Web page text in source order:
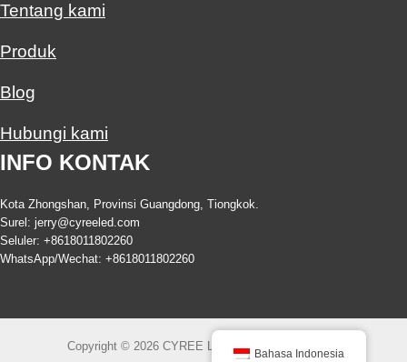
Tentang kami
Produk
Blog
Hubungi kami
INFO KONTAK
Kota Zhongshan, Provinsi Guangdong, Tiongkok.
Surel: jerry@cyreeled.com
Seluler: +8618011802260
WhatsApp/Wechat: +8618011802260
Copyright © 2026 CYREE LED All Rights Reserved.
Bahasa Indonesia